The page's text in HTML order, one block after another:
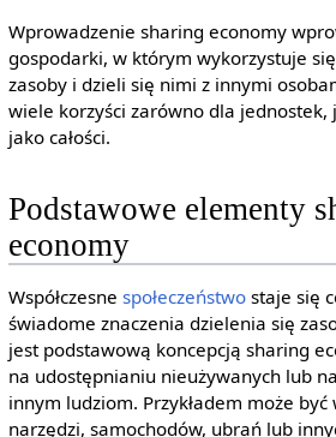
Wprowadzenie sharing economy
gospodarki, w którym wykorzystuje
zasoby i dzieli się nimi z innymi
wiele korzyści zarówno dla jednostek,
jako całości.
Podstawowe elementy
economy
Współczesne społeczeństwostaje się
świadome znaczenia dzielenia się
jest podstawową koncepcją sharing
na udostępnianiu nieużywanych lub
innym ludziom. Przykładem może być
narzędzi, samochodów, ubrań lub